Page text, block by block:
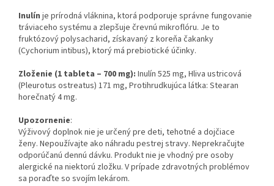
Inulín je prírodná vláknina, ktorá podporuje správne fungovanie
tráviaceho systému a zlepšuje črevnú mikroflóru. Je to
fruktózový polysacharid, získavaný z koreňa čakanky
(Cychorium intibus), ktorý má prebiotické účinky.
Zloženie (1 tableta – 700 mg): Inulín 525 mg, Hliva ustricová
(Pleurotus ostreatus) 171 mg, Protihrudkujúca látka: Stearan
horečnatý 4 mg.
Upozornenie:
Výživový doplnok nie je určený pre deti, tehotné a dojčiace
ženy. Nepoužívajte ako náhradu pestrej stravy. Neprekračujte
odporúčanú dennú dávku. Produkt nie je vhodný pre osoby
alergické na niektorú zložku. V prípade zdravotných problémov
sa poraďte so svojím lekárom.